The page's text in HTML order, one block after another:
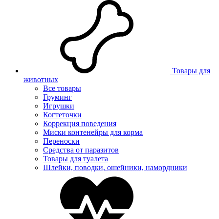
Товары для
животных
Все товары
Груминг
Игрушки
Когтеточки
Коррекция поведения
Миски контенейры для корма
Переноски
Средства от паразитов
Товары для туалета
Шлейки, поводки, ошейники, намордники